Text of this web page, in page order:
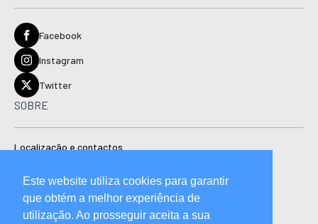
Facebook
Instagram
Twitter
SOBRE
Localização e contactos
Ficha técnica
Manual de boas práticas editoriais e código de conduta
Este website utiliza cookies para garantir
que obtém a melhor experiência de
utilização. Ao prosseguir aceita a sua